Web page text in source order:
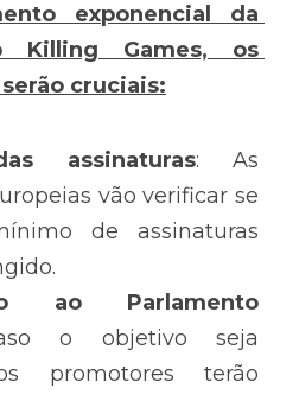
exponencial da
Killing Games, os
cruciais:
assinaturas: As
vão verificar se
de assinaturas
ao Parlamento
o objetivo seja
promotores terão